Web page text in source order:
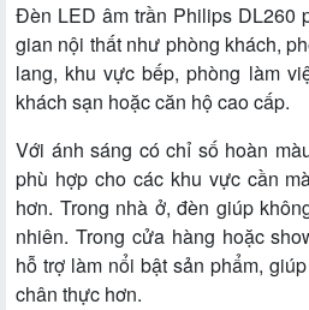
Đèn LED âm trần Philips DL260
gian nội thất như phòng khách,
lang, khu vực bếp, phòng làm
khách sạn hoặc căn hộ cao cấp.
Với ánh sáng có chỉ số hoàn
phù hợp cho các khu vực cần
hơn. Trong nhà ở, đèn giúp
nhiên. Trong cửa hàng hoặc
hỗ trợ làm nổi bật sản phẩm,
chân thực hơn.